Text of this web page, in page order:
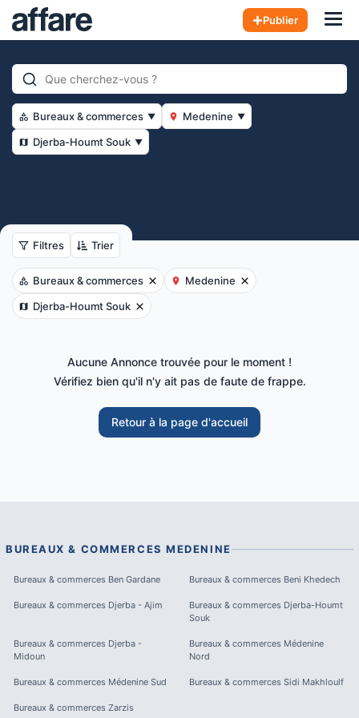
Publier
Bureaux & commerces ▼ Medenine ▼
Djerba-Houmt Souk ▼
Filtres Trier
Bureaux & commerces
Medenine
Djerba-Houmt Souk
Aucune Annonce trouvée pour le moment !
Vérifiez bien qu'il n'y ait pas de faute de frappe.
Retour à la page d'accueil
BUREAUX & COMMERCES MEDENINE
Bureaux & commerces Ben Gardane Bureaux & commerces Beni Khedech
Bureaux & commerces Djerba - Ajim Bureaux & commerces Djerba-Houmt
Souk
Bureaux & commerces Djerba -
Midoun
Bureaux & commerces Médenine
Nord
Bureaux & commerces Médenine Sud Bureaux & commerces Sidi Makhloulf
Bureaux & commerces Zarzis